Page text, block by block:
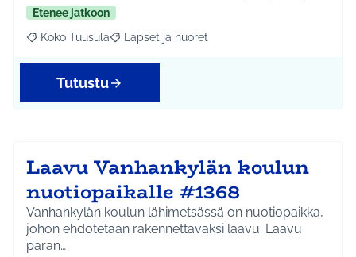
Etenee jatkoon
Rajaa tulokset aihepiirin mukaan: Koko Tuusula
Koko Tuusula Rajaa tulokset teeman mukaan: Lapset ja
Lapset ja nuoret
Tutustu
Laavu Vanhankylän koulun
nuotiopaikalle #1368
Vanhankylän koulun lähimetsässä on nuotiopaikka,
johon ehdotetaan rakennettavaksi laavu. Laavu
paran…